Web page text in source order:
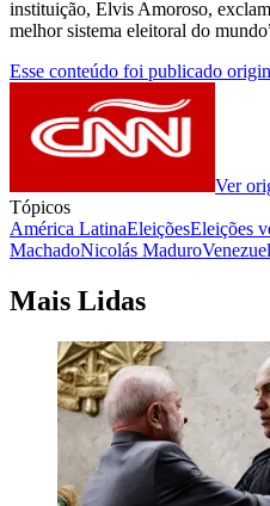
instituição, Elvis Amoroso,
melhor sistema eleitoral do
Esse conteúdo foi publicado
Ver
Tópicos
América LatinaEleiçõesEleições
MachadoNicolás Maduro
Mais Lidas